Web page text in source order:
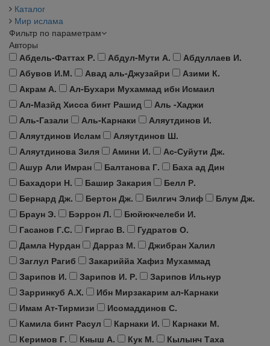
Каталог
Мир ислама
Фильтр по параметрам
Авторы
Абдель-Фаттах Р.
Абдул-Мути А.
Абдуллаев И.
Абувов И.М.
Авад аль-Джузайри
Азими К.
Акрам А.
Ал-Бухари Мухаммад ибн Исмаил
Ал-Мазйд Хисса бинт Рашид
Аль -Хаджи
Аль-Газали
Аль-Карнаки
Аляутдинов И.
Аляутдинов Ислам
Аляутдинов Ш.
Аляутдинова Зиля
Амини И.
Ас-Суйути Дж.
Ашур Али Имран
Балтанова Г.
Баха ад Дин
Бахадори Н.
Башир Закария
Белл Р.
Бернард Дж.
Бертон Дж. Билгич Элиф
Блум Дж.
Браун Э.
Бэррон Л.
Бюйюкчелеби И.
Гасанов Г.С.
Гиргас В.
Гудратов О.
Дамла Нурдан
Дарраз М.
Джибран Халил
Заглул Рагиб
Закариййа Хафиз Мухаммад
Зарипов И.
Зарипов И. Р.
Зарипов Ильнур
Зарринкуб А.Х.
Ибн Мирзакарим ал-Карнаки
Имам Ат-Тирмизи
Исомаддинов С.
Камила бинт Расул
Карнаки И.
Карнаки М.
Керимов Г.
Кныш А. Кук М.
Кылынч Таха